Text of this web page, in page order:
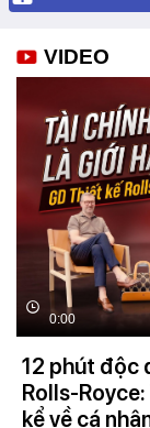
VIDEO
0:00
12 phút độc
Rolls-
kể về cá